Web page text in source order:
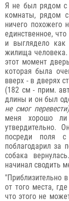
Я не был рядом с
комнаты, рядом
ничего похожего
единственное,
и выглядело
жилища
этот момент
которая была
вверх - в дверях
(182 см - прим.
длины и он был
не смог перевести)
меня хорошо
утвердительно.
посреди поля
поблагодарил
собака
начинал сводить
"Приблизительно
от того места,
что этого не